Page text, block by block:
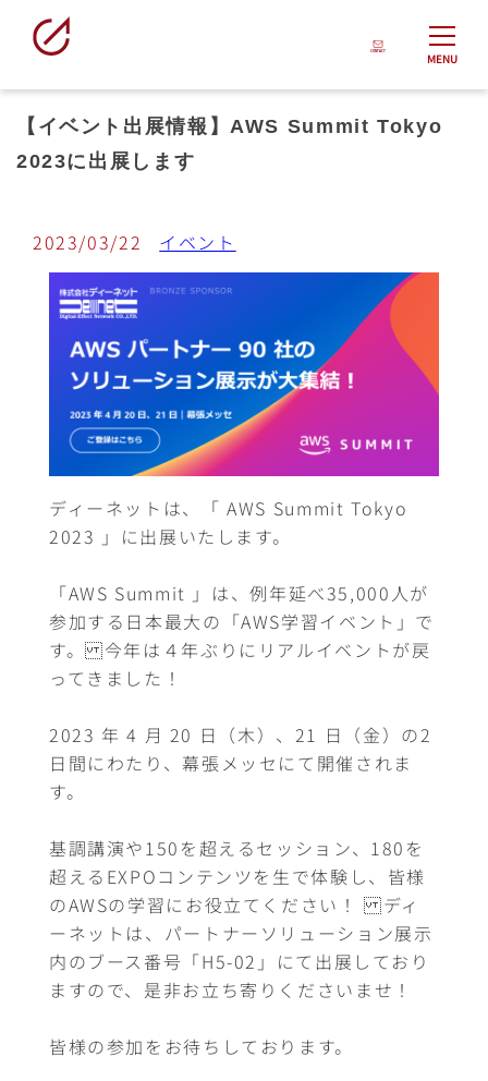
MENU
【イベント出展情報】AWS Summit Tokyo
2023に出展します
2023/03/22 イベント
ディーネットは、「 AWS Summit Tokyo
2023 」に出展いたします。
「AWS Summit 」は、例年延べ35,000人が
参加する日本最大の「AWS学習イベント」で
す。 今年は４年ぶりにリアルイベントが戻
ってきました！
2023 年 4 月 20 日（木）、21 日（金）の2
日間にわたり、幕張メッセにて開催されま
す。
基調講演や150を超えるセッション、180を
超えるEXPOコンテンツを生で体験し、皆様
のAWSの学習にお役立てください！ ディ
ーネットは、パートナーソリューション展示
内のブース番号「H5-02」にて出展しており
ますので、是非お立ち寄りくださいませ！
皆様の参加をお待ちしております。